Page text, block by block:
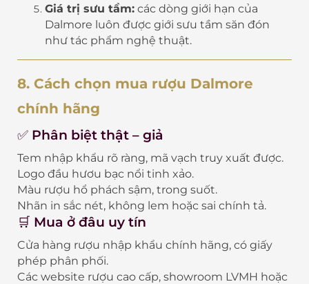
Giá trị sưu tầm: các dòng giới hạn của
Dalmore luôn được giới sưu tầm săn đón
như tác phẩm nghệ thuật.
8. Cách chọn mua rượu Dalmore
chính hãng
✅ Phân biệt thật – giả
Tem nhập khẩu rõ ràng, mã vạch truy xuất được.
Logo đầu hươu bạc nổi tinh xảo.
Màu rượu hổ phách sậm, trong suốt.
Nhãn in sắc nét, không lem hoặc sai chính tả.
🛒 Mua ở đâu uy tín
Cửa hàng rượu nhập khẩu chính hãng, có giấy
phép phân phối.
Các website rượu cao cấp, showroom LVMH hoặc